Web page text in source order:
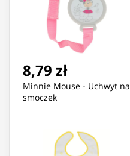
8,79 zł
Minnie Mouse - Uchwyt na
smoczek